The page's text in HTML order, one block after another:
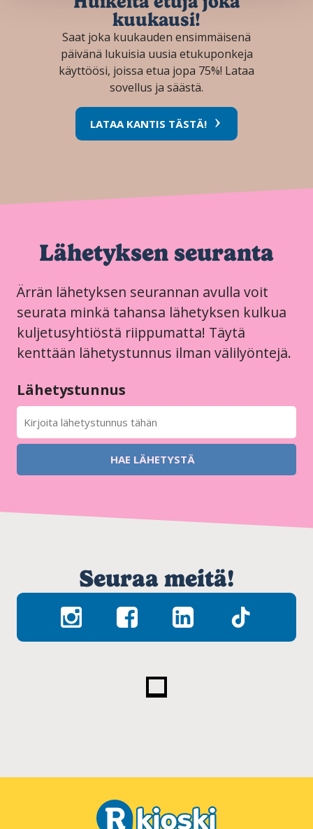
kuukausi!
Saat joka kuukauden ensimmäisenä
päivänä lukuisia uusia etukuponkeja
käyttöösi, joissa etua jopa 75%! Lataa
sovellus ja säästä.
LATAA KANTIS TÄSTÄ!
Seuraa meitä!